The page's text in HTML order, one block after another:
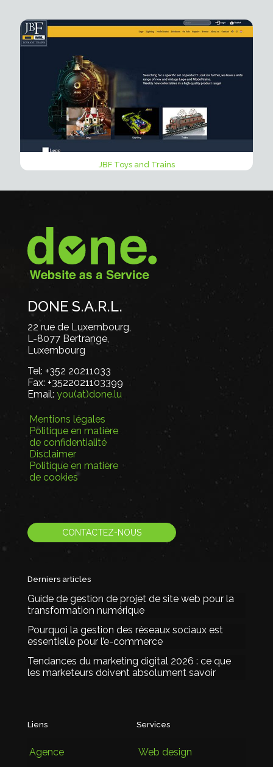
JBF Toys and Trains
DONE S.A.R.L.
22 rue de Luxembourg,
L-8077 Bertrange,
Luxembourg
Tel: +352 20211033
Fax: +3522021103399
Email: you(at)done.lu
Mentions légales
Politique en matière
de confidentialité
Disclaimer
Politique en matière
de cookies
CONTACTEZ-NOUS
Derniers articles
Guide de gestion de projet de site web pour la
transformation numérique
Pourquoi la gestion des réseaux sociaux est
essentielle pour l’e-commerce
Tendances du marketing digital 2026 : ce que
les marketeurs doivent absolument savoir
Liens
Agence
Services
Web design